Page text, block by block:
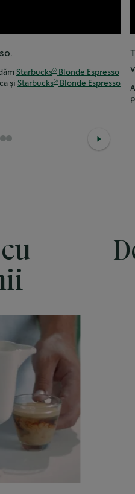
Starbucks®
Blonde Espresso
și Starbucks®
Blonde Espresso
23